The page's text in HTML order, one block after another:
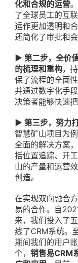
化和合规的运营
了全球员工的互
运作更加透明和
还简化了审批和
▶ 第二步，全价
的梳理和重构，
保了流程的全面
并通过数字化手
决策者能够快速
▶ 第三步，努力
智慧矿山项目为
全面的解决方案
括位置追踪、开
山的产量和运营
创造。
在实现双向融合
易的合作。自
来，我们投入了
线了CRM系统。
期间我们的用户
个， 销售易CRM